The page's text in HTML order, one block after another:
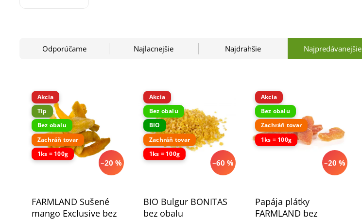
Odporúčame Najlacnejšie Najdrahšie Najpredávanejšie
Akcia
Tip
Bez obalu
Zachráň tovar
1ks = 100g
–20 %
FARMLAND Sušené
mango Exclusive bez
Akcia
Bez obalu
BIO
Zachráň tovar
1ks = 100g
–60 %
BIO Bulgur BONITAS
bez obalu
Akcia
Bez obalu
Zachráň tovar
1ks = 100g
–20 %
Papája plátky
FARMLAND bez